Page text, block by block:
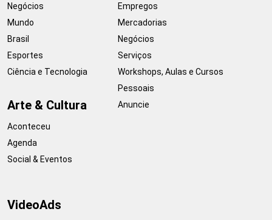
Negócios
Mundo
Brasil
Esportes
Ciência e Tecnologia
Arte & Cultura
Aconteceu
Agenda
Social & Eventos
Empregos
Mercadorias
Negócios
Serviços
Workshops, Aulas e Cursos
Pessoais
Anuncie
VideoAds